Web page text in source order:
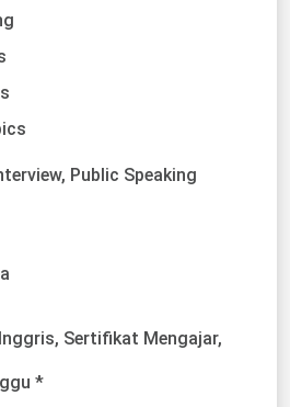
Public Speaking
Sertifikat Mengajar,
*